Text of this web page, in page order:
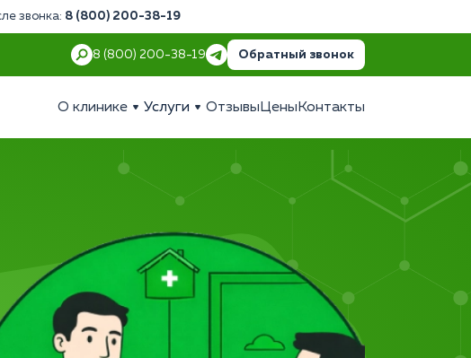
звонка: 8 (800) 200-38-19
8 (800) 200-38-19 Обратный звонок
О клинике Услуги Отзывы Цены Контакты